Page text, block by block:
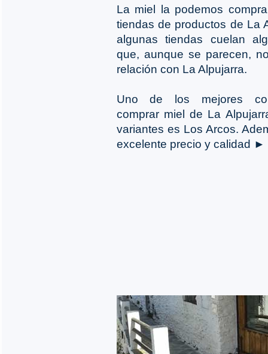
La miel la podemos
tiendas de productos de La
algunas tiendas cuelan
que, aunque se parecen,
relación con La Alpujarra.
Uno de los mejores
comprar miel de La
variantes es Los Arcos.
excelente precio y calidad ►